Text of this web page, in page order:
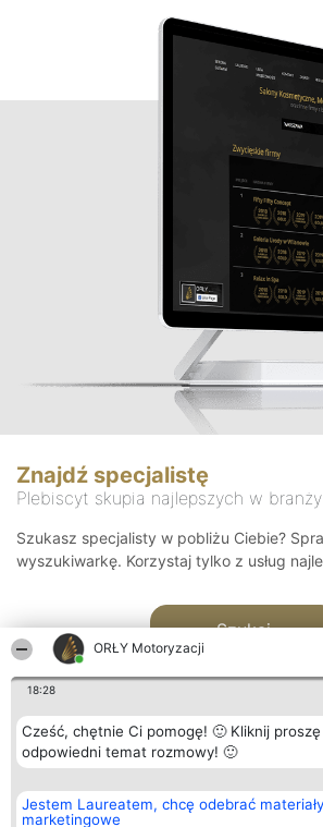
ORŁY Motoryzacji
18:28
Cześć, chętnie Ci pomogę! 🙂 Kliknij
odpowiedni temat rozmowy! 🙂
Jestem Laureatem, chcę odebrać materiały
marketingowe
Znajdź specjalistę
Plebiscyt skupia najlepszych w branży
Szukasz specjalisty w pobliżu Ciebie?
wyszukiwarkę. Korzystaj tylko z usług
Szukaj
Organizator plebiscytu
Bright Side Solutions sp. z o.
o. sp. k.
Plebiscyt
Laureaci